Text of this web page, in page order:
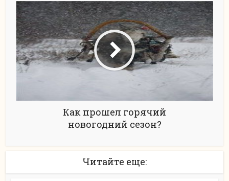
Как прошел горячий
новогодний сезон?
Читайте еще: